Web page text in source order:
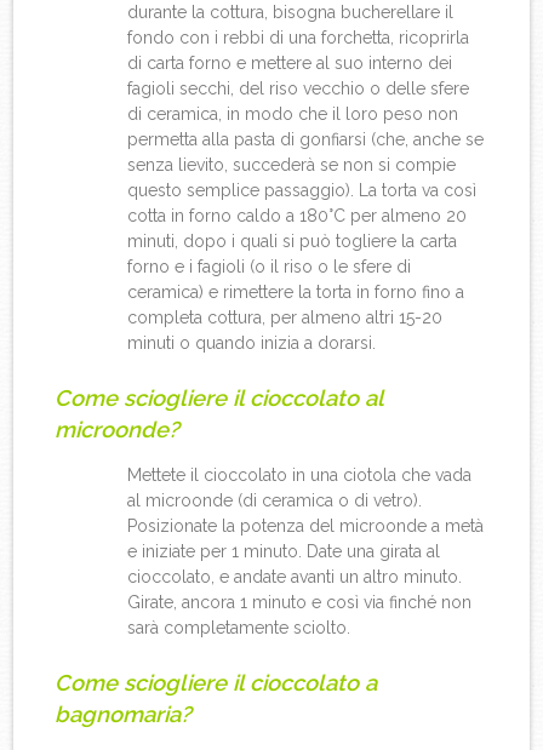
durante la cottura, bisogna bucherellare il
fondo con i rebbi di una forchetta, ricoprirla
di carta forno e mettere al suo interno dei
fagioli secchi, del riso vecchio o delle sfere
di ceramica, in modo che il loro peso non
permetta alla pasta di gonfiarsi (che, anche se
senza lievito, succederà se non si compie
questo semplice passaggio). La torta va così
cotta in forno caldo a 180°C per almeno 20
minuti, dopo i quali si può togliere la carta
forno e i fagioli (o il riso o le sfere di
ceramica) e rimettere la torta in forno fino a
completa cottura, per almeno altri 15-20
minuti o quando inizia a dorarsi.
Come sciogliere il cioccolato al
microonde?
Mettete il cioccolato in una ciotola che vada
al microonde (di ceramica o di vetro).
Posizionate la potenza del microonde a metà
e iniziate per 1 minuto. Date una girata al
cioccolato, e andate avanti un altro minuto.
Girate, ancora 1 minuto e così via finché non
sarà completamente sciolto.
Come sciogliere il cioccolato a
bagnomaria?